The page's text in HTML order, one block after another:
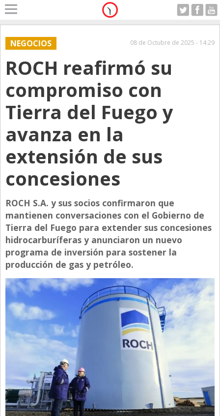
Home
A Motor
Alerta
Anticipo
Campo
Carrera & Emprendedores
Club House
Con Estilo
De Bolsillo
Diarios de Argentina
Diarios del Mundo
Directivos
Ecología y Ambiente
Economía
El Experto
El Innovador
El Precio Que Yo Ví
Entrevista
Entrevista Exclusiva
Finanzas
Gastronomia
Internacionales
NEGOCIOS 08 de Octubre de 2025 - 14:29
ROCH reafirmó su
compromiso con
Tierra del Fuego y
avanza en la
extensión de sus
concesiones
ROCH S.A. y sus socios confirmaron que
mantienen conversaciones con el Gobierno de
Tierra del Fuego para extender sus concesiones
hidrocarburíferas y anunciaron un nuevo
programa de inversión para sostener la
producción de gas y petróleo.